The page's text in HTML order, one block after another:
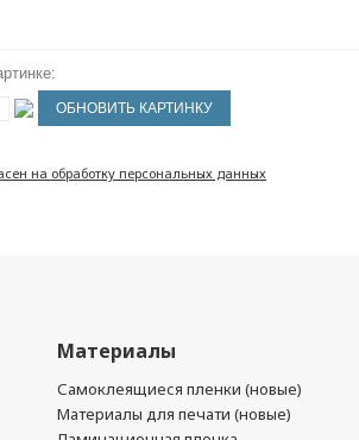
на обработку персональных данных
Материалы
Самоклеящиеся пленки (новые)
Материалы для печати (новые)